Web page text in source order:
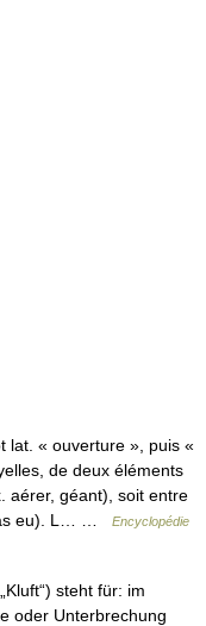
lat. « ouverture », puis «
de deux éléments
aérer, géant), soit entre
as eu). L… …
Encyclopédie
steht für: im
oder Unterbrechung